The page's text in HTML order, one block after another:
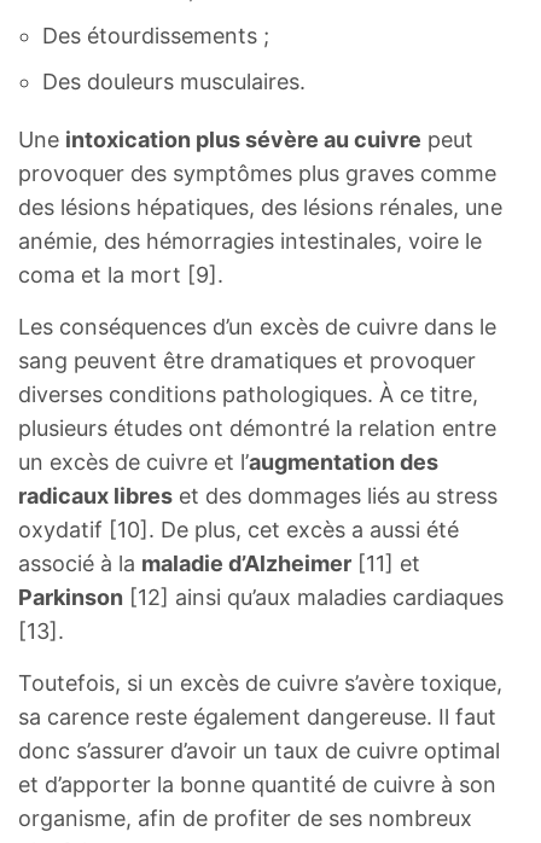
Des étourdissements ;
Des douleurs musculaires.
Une intoxication plus sévère au cuivre peut
provoquer des symptômes plus graves comme
des lésions hépatiques, des lésions rénales, une
anémie, des hémorragies intestinales, voire le
coma et la mort [9].
Les conséquences d’un excès de cuivre dans le
sang peuvent être dramatiques et provoquer
diverses conditions pathologiques. À ce titre,
plusieurs études ont démontré la relation entre
un excès de cuivre et l’augmentation des
radicaux libres et des dommages liés au stress
oxydatif [10]. De plus, cet excès a aussi été
associé à la maladie d’Alzheimer [11] et
Parkinson [12] ainsi qu’aux maladies cardiaques
[13].
Toutefois, si un excès de cuivre s’avère toxique,
sa carence reste également dangereuse. Il faut
donc s’assurer d’avoir un taux de cuivre optimal
et d’apporter la bonne quantité de cuivre à son
organisme, afin de profiter de ses nombreux